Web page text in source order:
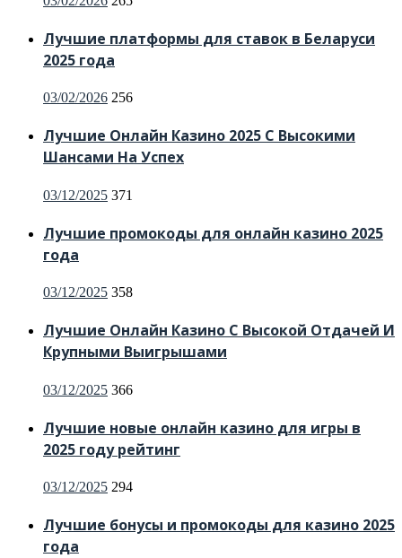
Лучшие платформы для ставок в Беларуси
2025 года
03/02/2026 256
Лучшие Онлайн Казино 2025 С Высокими
Шансами На Успех
03/12/2025 371
Лучшие промокоды для онлайн казино 2025
года
03/12/2025 358
Лучшие Онлайн Казино С Высокой Отдачей И
Крупными Выигрышами
03/12/2025 366
Лучшие новые онлайн казино для игры в
2025 году рейтинг
03/12/2025 294
Лучшие бонусы и промокоды для казино 2025
года